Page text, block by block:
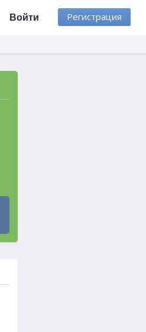
Регистрация
Войти